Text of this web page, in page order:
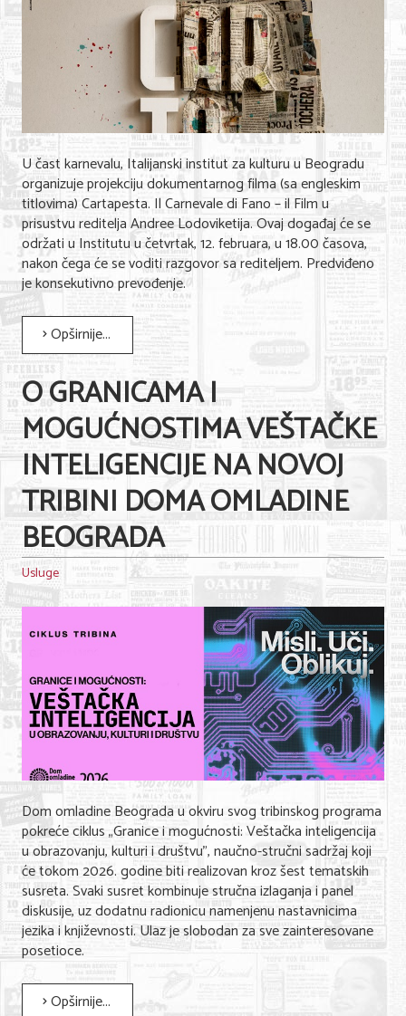
U čast karnevalu, Italijanski institut za kulturu u Beogradu
organizuje projekciju dokumentarnog filma (sa engleskim
titlovima) Cartapesta. Il Carnevale di Fano – il Film u
prisustvu reditelja Andree Lodoviketija. Ovaj događaj će se
održati u Institutu u četvrtak, 12. februara, u 18.00 časova,
nakon čega će se voditi razgovor sa rediteljem. Predviđeno
je konsekutivno prevođenje.
Opširnije...
O GRANICAMA I
MOGUĆNOSTIMA VEŠTAČKE
INTELIGENCIJE NA NOVOJ
TRIBINI DOMA OMLADINE
BEOGRADA
Usluge
Dom omladine Beograda u okviru svog tribinskog programa
pokreće ciklus „Granice i mogućnosti: Veštačka inteligencija
u obrazovanju, kulturi i društvu", naučno-stručni sadržaj koji
će tokom 2026. godine biti realizovan kroz šest tematskih
susreta. Svaki susret kombinuje stručna izlaganja i panel
diskusije, uz dodatnu radionicu namenjenu nastavnicima
jezika i književnosti. Ulaz je slobodan za sve zainteresovane
posetioce.
Opširnije...